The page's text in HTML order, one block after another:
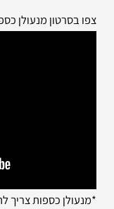
צפו בסרטון מנעולן
*מנעולן כספות